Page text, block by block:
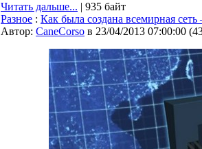
Читать дальше... | 935 байт
Разное : Как была создана всемирная
Автор: CaneCorso в 23/04/2013 07:00:00 (